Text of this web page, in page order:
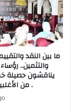
ما بين النقد
والتثمين..
يناقشون حصيلة
من الأغلبية والمعارضة .